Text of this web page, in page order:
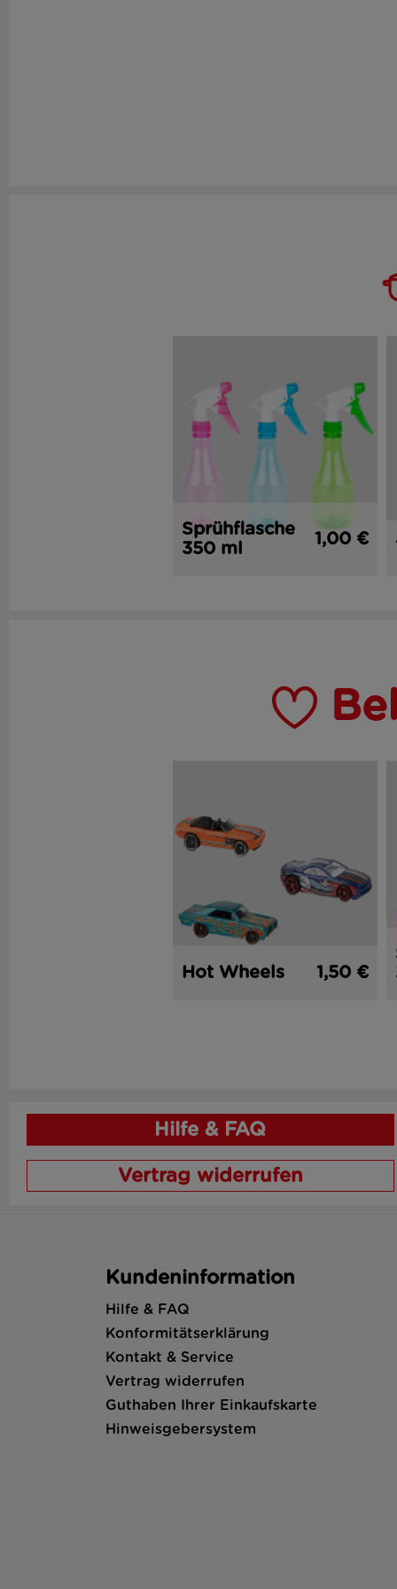
Sprühflasche
350 ml
1,00 €
Hot Wheels 1,50 €
Hilfe & FAQ
Vertrag widerrufen
Kundeninformation
Hilfe & FAQ
Konformitätserklärung
Kontakt & Service
Vertrag widerrufen
Guthaben Ihrer Einkaufskarte
Hinweisgebersystem